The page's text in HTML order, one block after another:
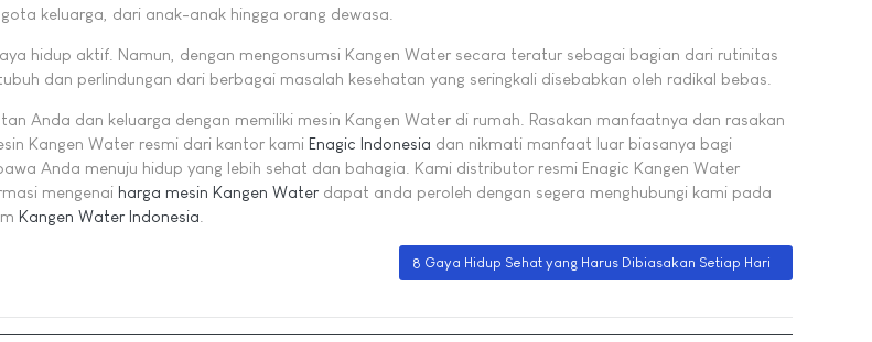
keluarga, dari anak-anak hingga orang dewasa.
hidup aktif. Namun, dengan mengonsumsi Kangen Water secara teratur sebagai bagian dari rutinitas
dan perlindungan dari berbagai masalah kesehatan yang seringkali disebabkan oleh radikal bebas.
Anda dan keluarga dengan memiliki mesin Kangen Water di rumah. Rasakan manfaatnya dan rasakan
Kangen Water resmi dari kantor kami Enagic Indonesia dan nikmati manfaat luar biasanya bagi
Anda menuju hidup yang lebih sehat dan bahagia. Kami distributor resmi Enagic Kangen Water
mengenai harga mesin Kangen Water dapat anda peroleh dengan segera menghubungi kami pada
Kangen Water Indonesia
Next article: 8 Gaya Hidup Sehat yang Harus Dibiasakan Setiap Hari
8 Gaya Hidup Sehat yang Harus Dibiasakan Setiap Hari